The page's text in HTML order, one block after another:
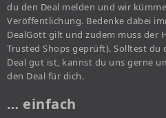
du den Deal melden und wir
Veröffentlichung. Bedenke dabei
DealGott gilt und zudem muss der
Trusted Shops geprüft). Solltest du
Deal gut ist, kannst du uns gerne
den Deal für dich.
… einfach